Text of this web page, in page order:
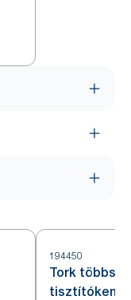
194450
Tork